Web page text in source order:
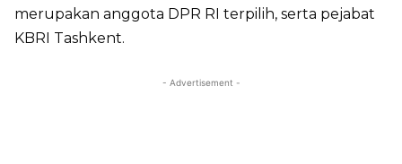
merupakan anggota DPR RI terpilih, serta pejabat
KBRI Tashkent.
- Advertisement -